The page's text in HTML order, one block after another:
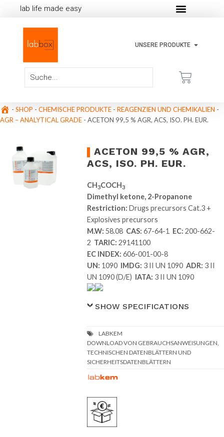
lab life made easy
UNSERE PRODUKTE
- SHOP - CHEMISCHE PRODUKTE - REAGENZIEN UND CHEMIKALIEN -
AGR – ANALYTICAL GRADE - ACETON 99,5 % AGR, ACS, ISO. PH. EUR.
ACETON 99,5 % AGR,
ACS, ISO. PH. EUR.
CH 3COCH 3
Dimethyl ketone, 2-Propanone
Restriction: Drugs precursors Cat.3 +
Explosives precursors
M.W:58.08 CAS:67-64-1 EC:200-662-
2 TARIC:29141100
EC INDEX:606-001-00-8
UN: 1090 IMDG: 3 II UN 1090ADR: 3 II
UN 1090 (D/E)
IATA: 3 II UN 1090
SHOW SPECIFICATIONS
DOWNLOAD VON GEBRAUCHSANWEISUNGEN,
TECHNISCHEN DATENBLÄTTERN UND
SICHERHEITSDATENBLÄTTERN